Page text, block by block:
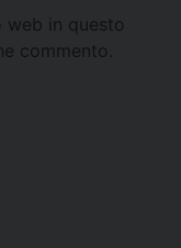
web in questo
commento.